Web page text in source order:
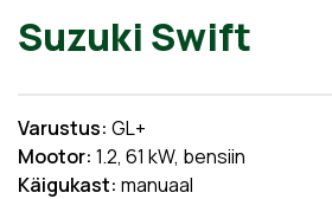
Suzuki Swift
Varustus: GL+
Mootor: 1.2, 61 kW, bensiin
Käigukast: manuaal